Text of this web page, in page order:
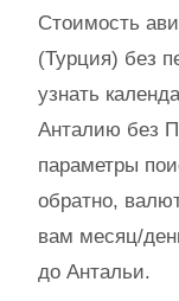
Стоимость
(Турция) без
узнать
Анталию без
параметры
обратно,
вам месяц/
до Антальи.